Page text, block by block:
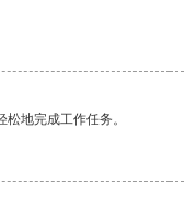
地完成工作任务。